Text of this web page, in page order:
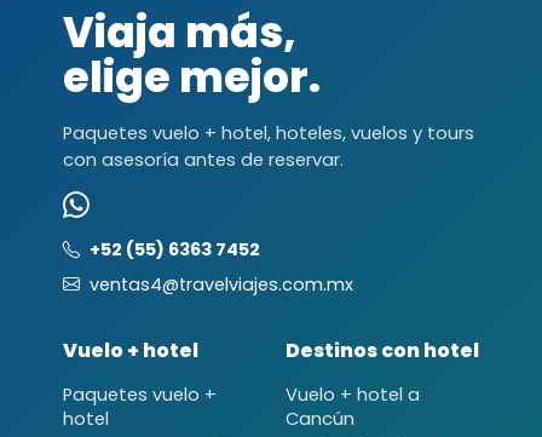
Viaja más,
elige mejor.
Paquetes vuelo + hotel, hoteles, vuelos y tours
con asesoría antes de reservar.
+52 (55) 6363 7452
ventas4@travelviajes.com.mx
Vuelo + hotel
Paquetes vuelo +
hotel
Destinos con hotel
Vuelo + hotel a
Cancún